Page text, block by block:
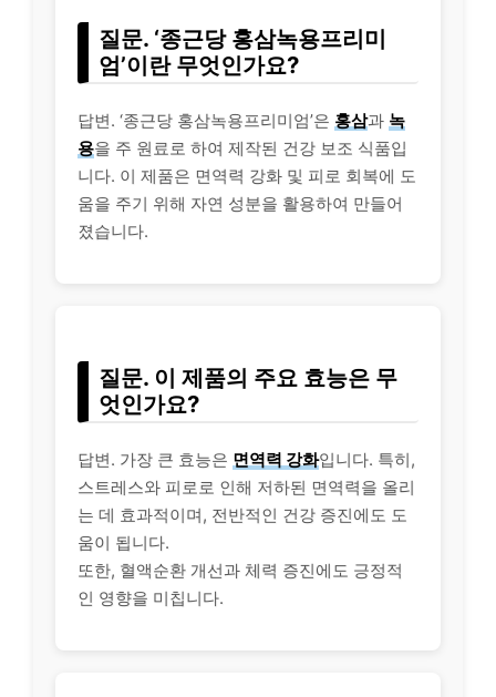
질문. ‘종근당 홍삼녹용프리미
엄’이란 무엇인가요?
답변. ‘종근당 홍삼녹용프리미엄’은 홍삼과 녹
용을 주 원료로 하여 제작된 건강 보조 식품입
니다. 이 제품은 면역력 강화 및 피로 회복에 도
움을 주기 위해 자연 성분을 활용하여 만들어
졌습니다.
질문. 이 제품의 주요 효능은 무
엇인가요?
답변. 가장 큰 효능은 면역력 강화입니다. 특히,
스트레스와 피로로 인해 저하된 면역력을 올리
는 데 효과적이며, 전반적인 건강 증진에도 도
움이 됩니다.
또한, 혈액순환 개선과 체력 증진에도 긍정적
인 영향을 미칩니다.